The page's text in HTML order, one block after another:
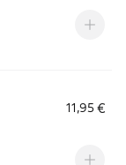
11,95 €